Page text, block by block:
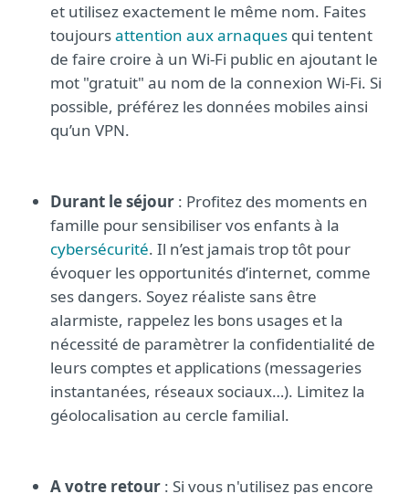
et utilisez exactement le même nom. Faites
toujoursattention aux arnaques qui tentent
de faire croire à un Wi-Fi public en ajoutant le
mot "gratuit" au nom de la connexion Wi-Fi. Si
possible, préférez les données mobiles ainsi
qu’un VPN.
Durant le séjour : Profitez des moments en
famille pour sensibiliser vos enfants à la
cybersécurité. Il n’est jamais trop tôt pour
évoquer les opportunités d’internet, comme
ses dangers. Soyez réaliste sans être
alarmiste, rappelez les bons usages et la
nécessité de paramètrer la confidentialité de
leurs comptes et applications (messageries
instantanées, réseaux sociaux…). Limitez la
géolocalisation au cercle familial.
A votre retour : Si vous n'utilisez pas encore